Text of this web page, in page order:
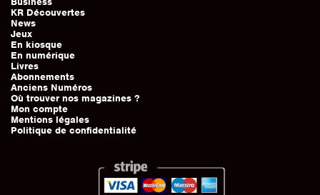
KR Découvertes
News
Jeux
En kiosque
En numérique
Livres
Abonnements
Anciens Numéros
Où trouver nos magazines ?
Mon compte
Mentions légales
Politique de confidentialité